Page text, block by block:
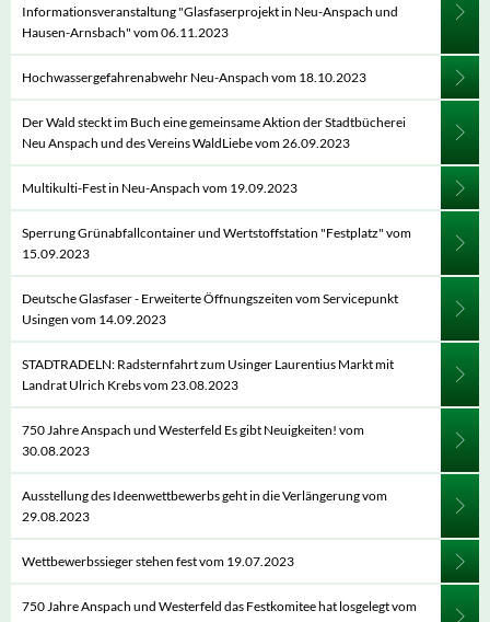
Informationsveranstaltung "Glasfaserprojekt in Neu-Anspach und
Hausen-Arnsbach" vom 06.11.2023
Hochwassergefahrenabwehr Neu-Anspach vom 18.10.2023
Der Wald steckt im Buch eine gemeinsame Aktion der Stadtbücherei
Neu Anspach und des Vereins WaldLiebe vom 26.09.2023
Multikulti-Fest in Neu-Anspach vom 19.09.2023
Sperrung Grünabfallcontainer und Wertstoffstation "Festplatz" vom
15.09.2023
Deutsche Glasfaser - Erweiterte Öffnungszeiten vom Servicepunkt
Usingen vom 14.09.2023
STADTRADELN: Radsternfahrt zum Usinger Laurentius Markt mit
Landrat Ulrich Krebs vom 23.08.2023
750 Jahre Anspach und Westerfeld Es gibt Neuigkeiten! vom
30.08.2023
Ausstellung des Ideenwettbewerbs geht in die Verlängerung vom
29.08.2023
Wettbewerbssieger stehen fest vom 19.07.2023
750 Jahre Anspach und Westerfeld das Festkomitee hat losgelegt vom